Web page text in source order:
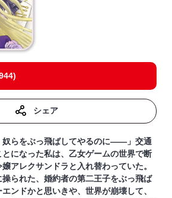
シェア
奴らをぶっ飛ばしてやるのに――」交通
になった私は、乙女ゲームの世界で断
アレクサンドラと入れ替わっていた。
られた、婚約者の第二王子をぶっ飛ば
ンドかと思いきや、世界が崩壊して、